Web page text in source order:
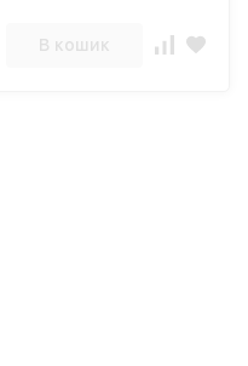
В кошик